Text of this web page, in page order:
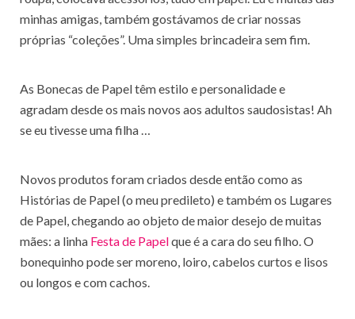
minhas amigas, também gostávamos de criar nossas
próprias “coleções”. Uma simples brincadeira sem fim.
As Bonecas de Papel têm estilo e personalidade e
agradam desde os mais novos aos adultos saudosistas! Ah
se eu tivesse uma filha …
Novos produtos foram criados desde então como as
Histórias de Papel (o meu predileto) e também os Lugares
de Papel, chegando ao objeto de maior desejo de muitas
mães: a linha Festa de Papelque é a cara do seu filho. O
bonequinho pode ser moreno, loiro, cabelos curtos e lisos
ou longos e com cachos.